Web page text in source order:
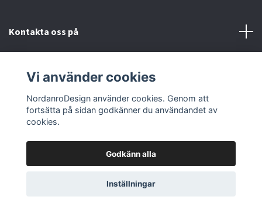
Kontakta oss på
Sociala medier
© 2026 Nordanro Design
Vi använder cookies
NordanroDesign använder cookies. Genom att
fortsätta på sidan godkänner du användandet av
cookies.
Godkänn alla
Inställningar